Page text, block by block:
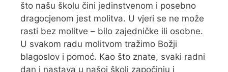
što našu školu čini jedinstvenom i posebno
dragocjenom jest molitva. U vjeri se ne može
rasti bez molitve – bilo zajedničke ili osobne.
U svakom radu molitvom tražimo Božji
blagoslov i pomoć. Kao što znate, svaki radni
dan i nastava u našoj školi započinju i